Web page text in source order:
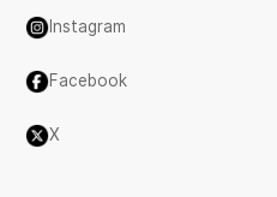
Instagram
Facebook
X